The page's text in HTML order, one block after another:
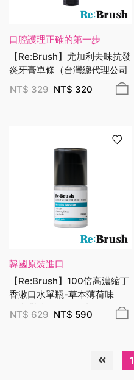
口腔護理正確的第一步
【Re:Brush】尤加利去味抗發
炎牙膏單條（台灣總代理公司
貨）
NT$329 NT$ 320
韓國原裝進口
【Re:Brush】100倍高濃縮丁
香漱口水單瓶-草本薄荷味
（台灣總代理公司貨）
NT$629 NT$ 590
1